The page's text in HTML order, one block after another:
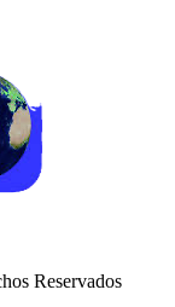
Reservados